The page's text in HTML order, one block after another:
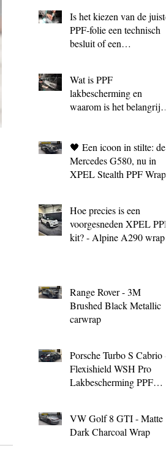
Is het kiezen van de juiste
PPF‑folie een technisch
besluit of een
Wat is PPF
lakbescherming en
waarom is het belangrijk?
🖤 Een icoon in stilte: de
Mercedes G580, nu in
XPEL Stealth PPF Wrap
Hoe precies is een
voorgesneden XPEL PPF
kit? - Alpine A290 wrap
Range Rover - 3M
Brushed Black Metallic
carwrap
Porsche Turbo S Cabrio -
Flexishield WSH Pro
Lakbescherming PPF
VW Golf 8 GTI - Matte
Dark Charcoal Wrap